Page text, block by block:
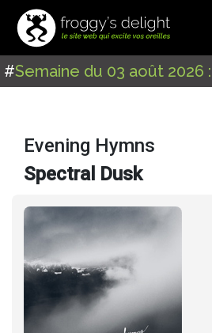
#Semaine du 03 août 2026
Evening Hymns
Spectral Dusk